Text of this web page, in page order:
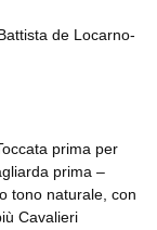
de Locarno-
prima per
prima –
tono naturale, con
Cavalieri